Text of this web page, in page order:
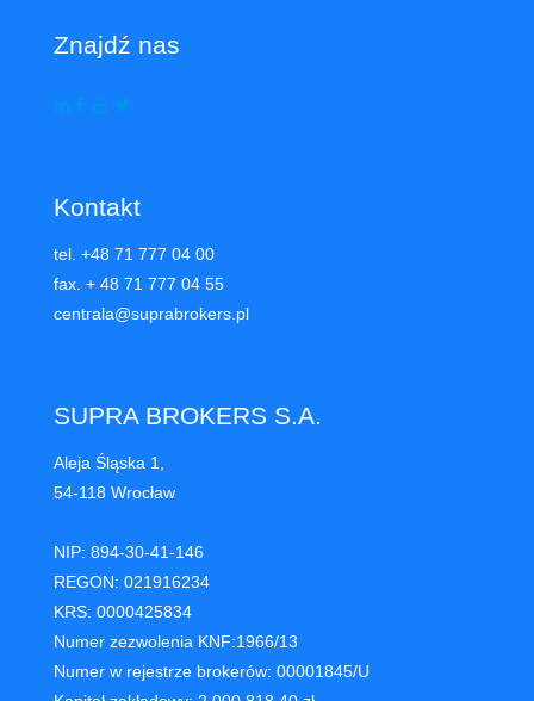
Znajdź nas
Kontakt
tel. +48 71 777 04 00
fax. + 48 71 777 04 55
centrala@suprabrokers.pl
SUPRA BROKERS S.A.
Aleja Śląska 1,
54-118 Wrocław
NIP: 894-30-41-146
REGON: 021916234
KRS: 0000425834
Numer zezwolenia KNF:1966/13
Numer w rejestrze brokerów: 00001845/U